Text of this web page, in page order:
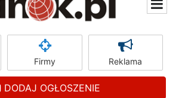
Firmy Reklama
DODAJ OGŁOSZENIE